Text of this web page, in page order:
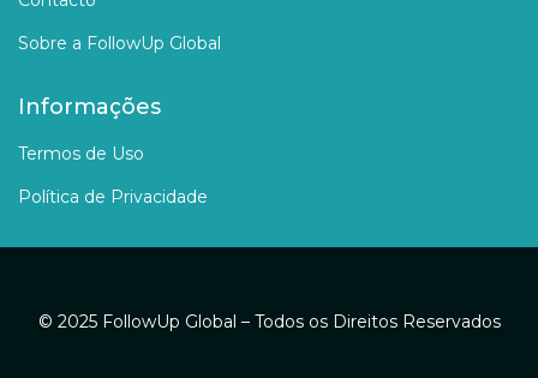
Sobre a FollowUp Global
Informações
Termos de Uso
Política de Privacidade
© 2025 FollowUp Global – Todos os Direitos Reservados